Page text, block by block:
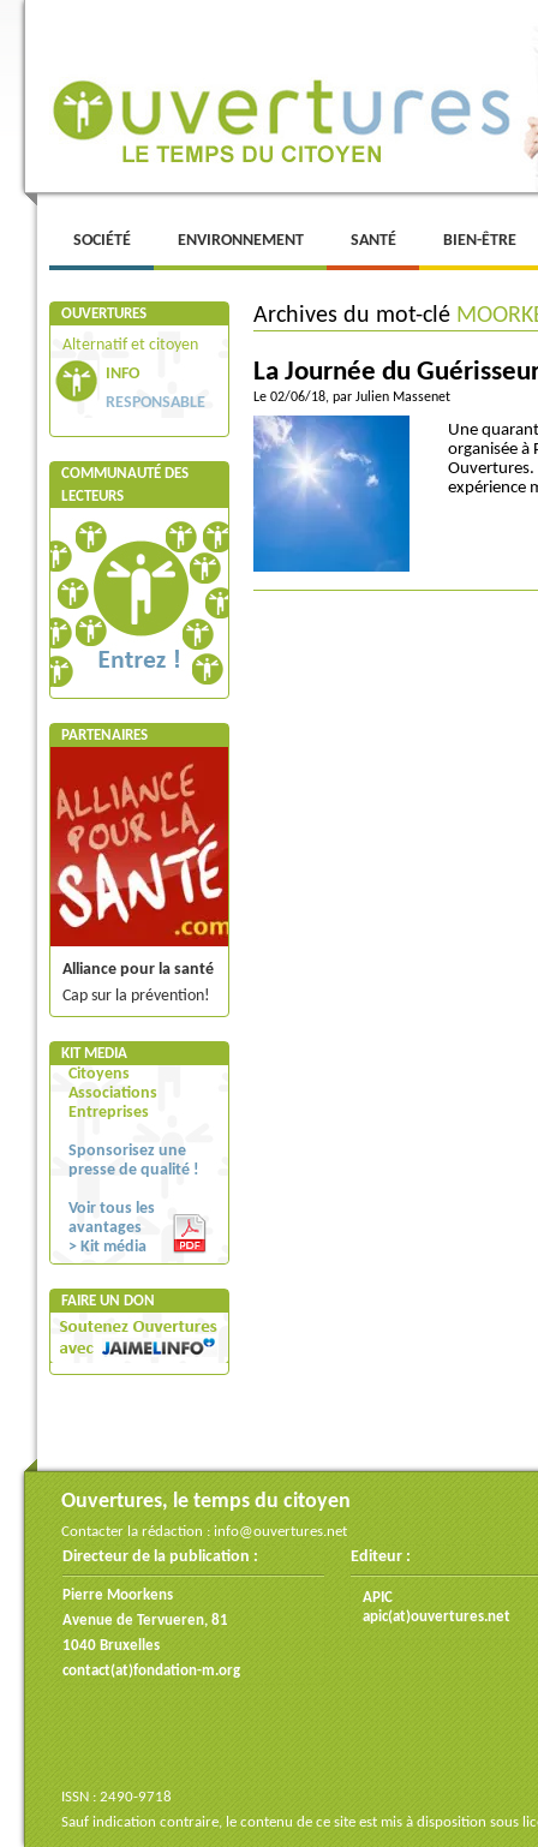
Menu principal
ALLER AU CONTENU PRINCIPAL
ALLER AU CONTENU SECONDAIRE
SOCIÉTÉ ENVIRONNEMENT SANTÉ BIEN-ÊTRE
OUVERTURES
Alternatif et citoyen
INFO
RESPONSABLE
COMMUNAUTÉ DES
LECTEURS
PARTENAIRES
Alliance pour la santé
Cap sur la prévention!
KIT MEDIA
Citoyens
Associations
Entreprises
Sponsorisez une
presse de qualité !
Voir tous les
avantages
> Kit média
FAIRE UN DON
Archives du mot-clé
La Journée du
Le 02/06/18, par Julien Massenet
Une
organisée à
Ouvertures.
expérience
Ouvertures, le temps du citoyen
Contacter la rédaction : info@ouvertures.net
Directeur de la publication :
Pierre Moorkens
Avenue de Tervueren, 81
1040 Bruxelles
contact(at)fondation-m.org
Editeur :
APIC
apic(at)ouvertures.net
ISSN : 2490-9718
Sauf indication contraire, le contenu de ce site est mis à disposition sous